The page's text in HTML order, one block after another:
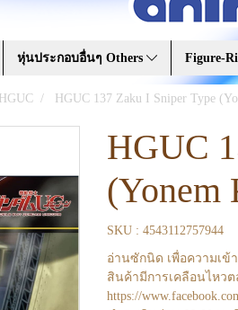
หุ่นประกอบอื่นๆ Others Figure-
HGUC HGUC 137 Zaku I Sniper Type
HGUC
(Yonem
SKU : 4543112757944
อ่านซักนิด เพื่อความเข้
สินค้ามีการเคลือนไหวต
https://